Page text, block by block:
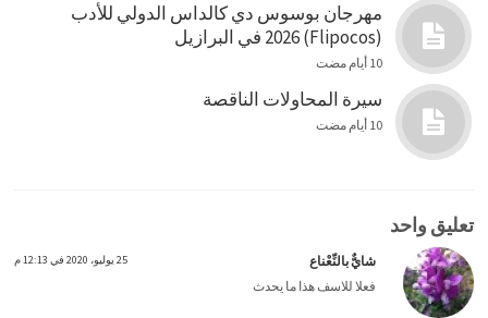
مهرجان بوسوس دي كالداس الدولي للأدب
(Flipocos) 2026 في البرازيل
10 أيام مضت
سيرة المحاولات الناقصة
10 أيام مضت
تعليق واحد
شايٌّ بالنِّعْناع 25 يوليو، 2020 في 12:13 م
فعلا للاسف هذا ما يحدث